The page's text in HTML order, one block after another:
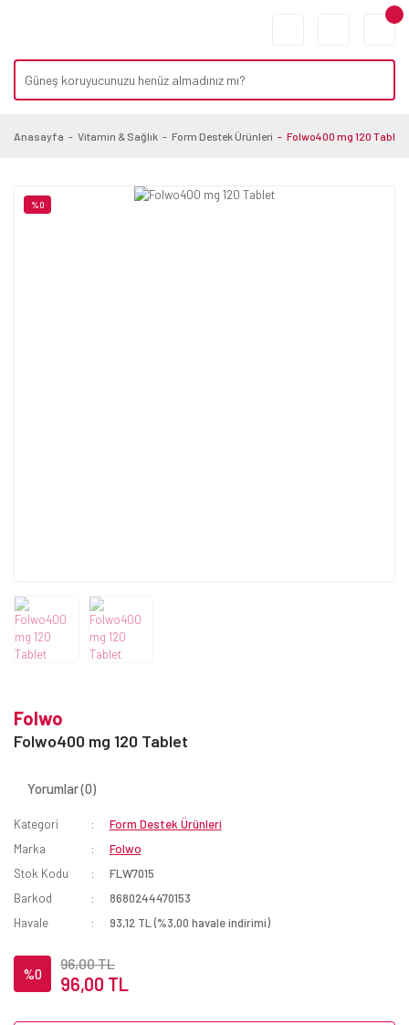
Anasayfa Vitamin & Sağlık Form Destek Ürünleri Folwo400 mg 120 Tablet
%0
Folwo
Folwo400 mg 120 Tablet
Yorumlar (0)
Kategori
Form Destek Ürünleri
Marka
Folwo
Stok Kodu
FLW7015
Barkod
8680244470153
Havale
93,12 TL (%3,00 havale indirimi)
%0
96,00 TL
96,00 TL